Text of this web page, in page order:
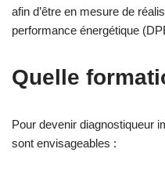
afin d’être en mesure de
performance énergétique
Quelle
Pour devenir diagnostiqueur
sont envisageables :